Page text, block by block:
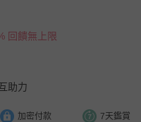
回饋無上限
助力
加密付款 7天鑑賞